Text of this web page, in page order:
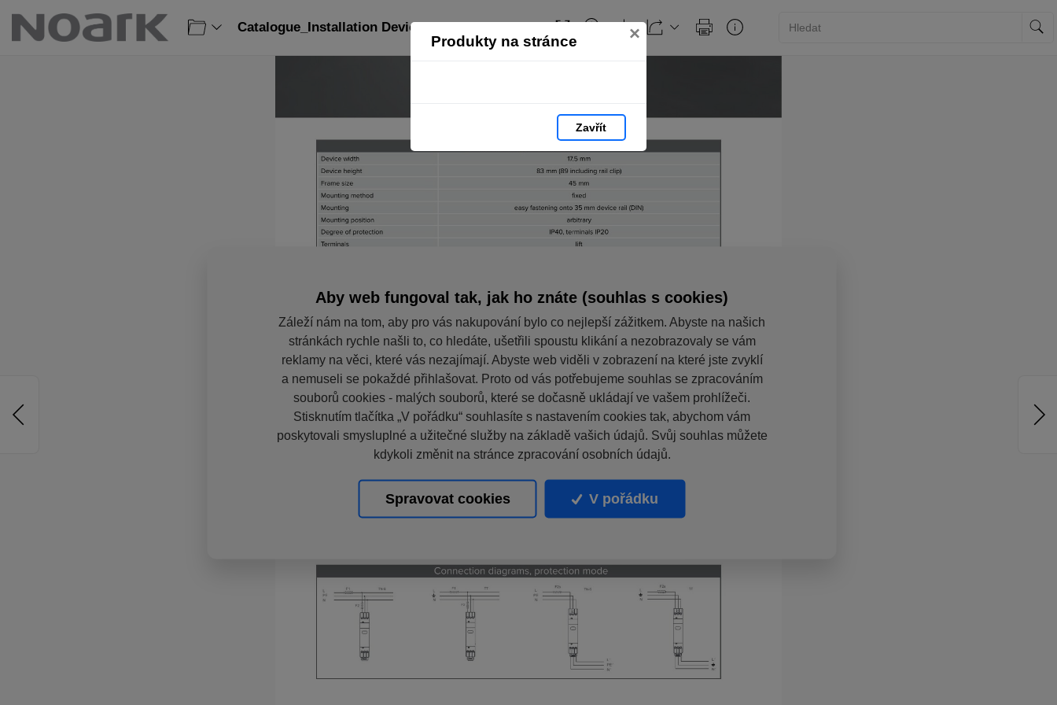
Produkty na stránce ×
Zavřít
Catalogue_Installation Devices_EN: strana 368
Aby web fungoval tak, jak ho znáte (souhlas s cookies)
Záleží nám na tom, aby pro vás nakupování bylo co nejlepší zážitkem. Abyste na našich
stránkách rychle našli to, co hledáte, ušetřili spoustu klikání a nezobrazovaly se vám
reklamy na věci, které vás nezajímají. Abyste web viděli v zobrazení na které jste zvyklí
a nemuseli se pokaždé přihlašovat. Proto od vás potřebujeme souhlas se zpracováním
souborů cookies - malých souborů, které se dočasně ukládají ve vašem prohlížeči.
Stisknutím tlačítka „V pořádku“ souhlasíte s nastavením cookies tak, abychom vám
poskytovali smysluplné a užitečné služby na základě vašich údajů. Svůj souhlas můžete
kdykoli změnit na stránce zpracování osobních údajů.
Spravovat cookies V pořádku